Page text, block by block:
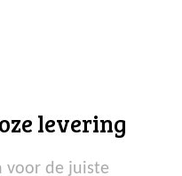
levering
voor de juiste